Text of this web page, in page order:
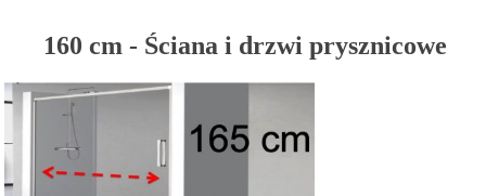
160 cm - Ściana i drzwi prysznicowe